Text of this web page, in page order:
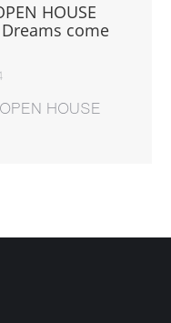
HOUSE
come
HOUSE